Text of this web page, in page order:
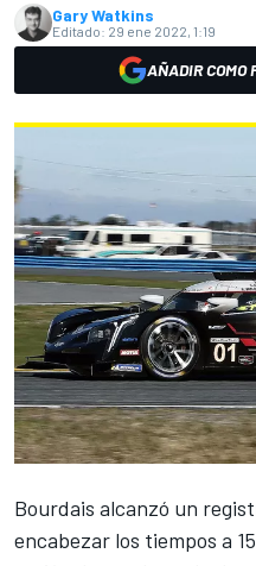
Gary Watkins
Editado: 29 ene 2022, 1:19
AÑADIR COMO
Bourdais alcanzó un
encabezar los tiempos a